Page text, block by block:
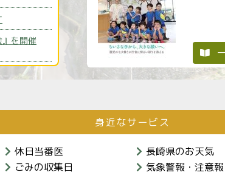
を開催
ェクト
令和7年12月25日 イベント 第2回
令和7年12月24日 イベント 令和
令和7年11月12日 イベント
海ご
湾」開
町制
身近なサービス
休日当番医
ごみの収集日
長崎県のお天気
気象警報・注意報